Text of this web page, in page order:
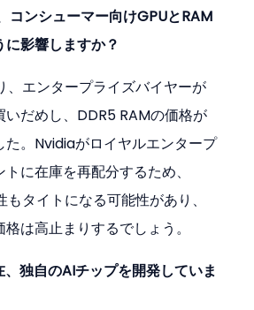
コンシューマー向けGPUとRAM
影響しますか？
、エンタープライズバイヤーが
いだめし、DDR5 RAMの価格が
た。Nvidiaがロイヤルエンタープ
に在庫を再配分するため、
タイトになる可能性があり、
は高止まりするでしょう。
独自のAIチップを開発していま